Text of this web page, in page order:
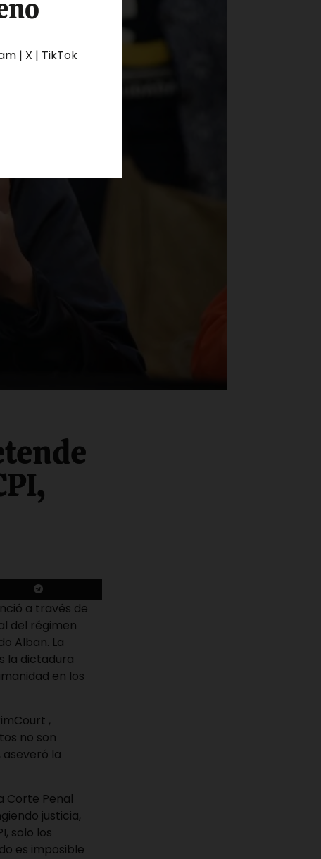
a través de
del régimen
Alban. La
la dictadura
en los
,
no son
aseveró la
Corte Penal
justicia,
solo los
es imposible
| X | TikTok